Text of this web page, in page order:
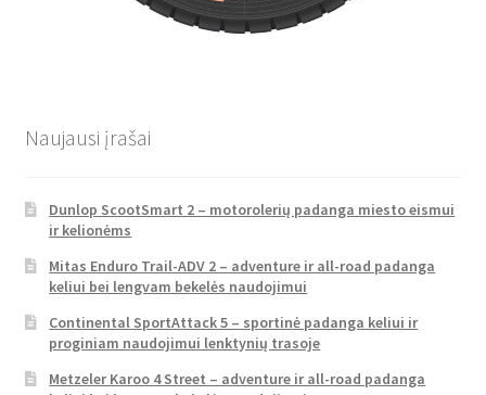
Naujausi įrašai
Dunlop ScootSmart 2 – motorolerių padanga miesto eismui
ir kelionėms
Mitas Enduro Trail-ADV 2 – adventure ir all-road padanga
keliui bei lengvam bekelės naudojimui
Continental SportAttack 5 – sportinė padanga keliui ir
proginiam naudojimui lenktynių trasoje
Metzeler Karoo 4 Street – adventure ir all-road padanga